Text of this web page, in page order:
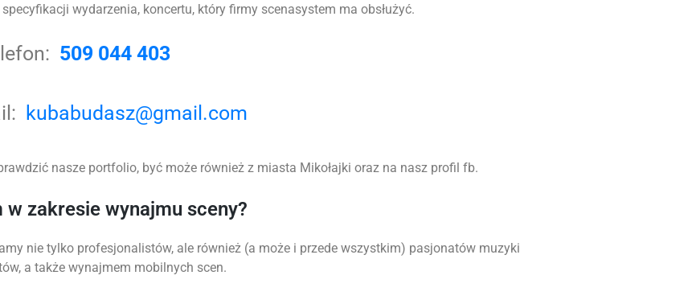
wydarzenia, koncertu, który firmy scenasystem ma obsłużyć.
509 044 403
kubabudasz@gmail.com
nasze portfolio, być może również z miasta Mikołajki oraz na nasz profil fb.
zakresie wynajmu sceny?
nie tylko profesjonalistów, ale również (a może i przede wszystkim) pasjonatów muzyki
a także wynajmem mobilnych scen.